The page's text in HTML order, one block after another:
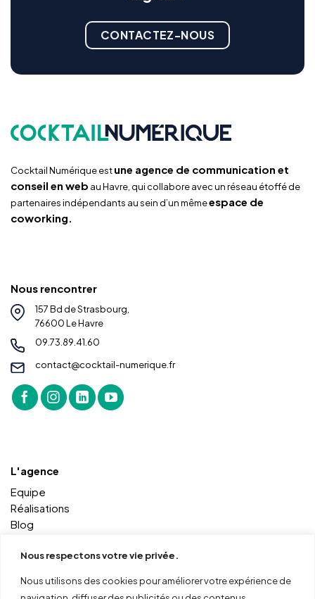
Nous respectons votre vie privée.
Nous utilisons des cookies pour améliorer votre expérience de
CONTACTEZ-NOUS
Cocktail Numérique estune agence de communication et
conseil en web au Havre, qui collabore avec un réseau étoffé de
partenaires indépendants au sein d’un mêmeespace de
coworking.
Nous rencontrer
157 Bd de Strasbourg,
76600 Le Havre
09.73.89.41.60
contact@cocktail-numerique.fr
L'agence
Equipe
Réalisations
Blog